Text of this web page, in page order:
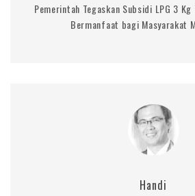
Pemerintah Tegaskan Subsidi LPG 3
Bermanfaat bagi Masyarakat
Handi